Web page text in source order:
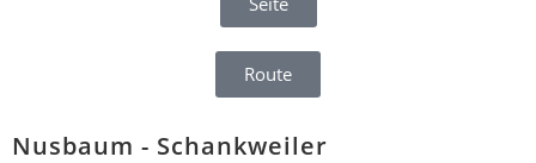
Route
Nusbaum - Schankweiler